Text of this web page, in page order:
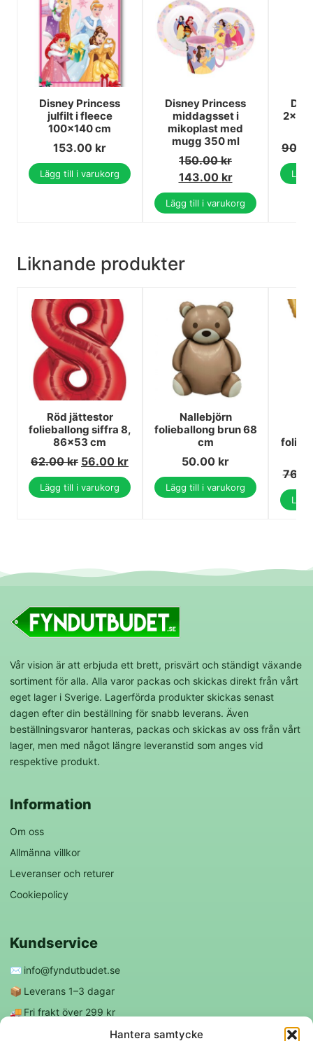
Hantera samtycke
Disney Princess
julfilt i fleece
100x140 cm
153.00 kr
Lägg till i varukorg
Disney Princess
middagsset i
mikoplast med
mugg 350 ml
150.00kr
143.00 kr
Lägg till i varukorg
Liknande produkter
Röd jättestor
folieballong siffra 8,
86x53 cm
62.00kr 56.00 kr
Lägg till i varukorg
Nallebjörn
folieballong brun 68
cm
50.00 kr
Lägg till i varukorg
Vår vision är att erbjuda ett brett, prisvärt och ständigt växande
sortiment för alla. Alla varor packas och skickas direkt från vårt
eget lager i Sverige. Lagerförda produkter skickas senast
dagen efter din beställning för snabb leverans. Även
beställningsvaror hanteras, packas och skickas av oss från vårt
lager, men med något längre leveranstid som anges vid
respektive produkt.
Information
Om oss
Allmänna villkor
Leveranser och returer
Cookiepolicy
Kundservice
✉️ info@fyndutbudet.se
📦 Leverans 1–3 dagar
🚚 Fri frakt över 299 kr